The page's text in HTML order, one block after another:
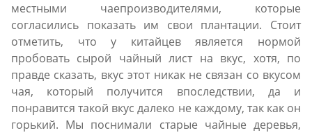
местными чаепроизводителями, которые
согласились показать им свои плантации. Стоит
отметить, что у китайцев является нормой
пробовать сырой чайный лист на вкус, хотя, по
правде сказать, вкус этот никак не связан со вкусом
чая, который получится впоследствии, да и
понравится такой вкус далеко не каждому, так как он
горький. Мы поснимали старые чайные деревья,